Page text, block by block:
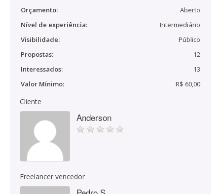
Orçamento:
Aberto
Nível de experiência:
Intermediário
Visibilidade:
Público
Propostas:
12
Interessados:
13
Valor Mínimo:
R$ 60,00
Cliente
Anderson
Freelancer vencedor